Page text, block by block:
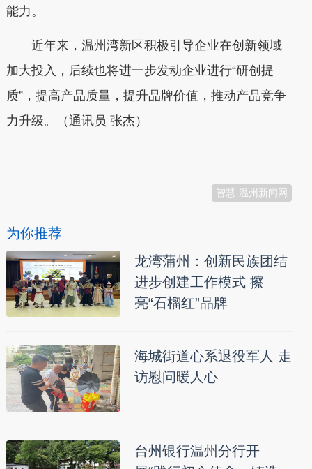
能力。
近年来，温州湾新区积极引导企业在创新领域
加大投入，后续也将进一步发动企业进行“研创提
质”，提高产品质量，提升品牌价值，推动产品竞争
力升级。（通讯员 张杰）
智慧·温州新闻网
为你推荐
龙湾蒲州：创新民族团结
进步创建工作模式 擦
亮“石榴红”品牌
海城街道心系退役军人 走
访慰问暖人心
台州银行温州分行开